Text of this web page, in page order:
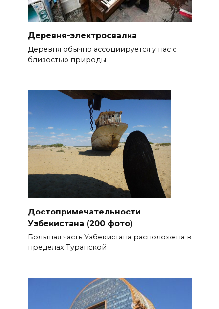
Деревня-электросвалка
Деревня обычно ассоциируется у нас с
близостью природы
Достопримечательности
Узбекистана (200 фото)
Большая часть Узбекистана расположена в
пределах Туранской